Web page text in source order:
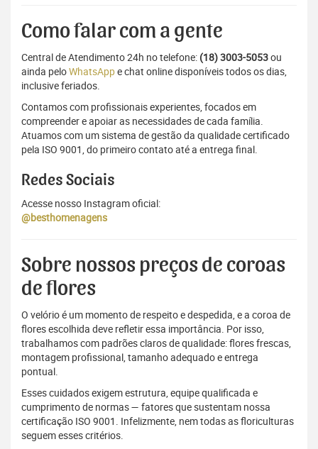
Como falar com a gente
Central de Atendimento 24h no telefone: (18) 3003-5053ou
ainda peloWhatsAppe chat online disponíveis todos os dias,
inclusive feriados.
Contamos com profissionais experientes, focados em
compreender e apoiar as necessidades de cada família.
Atuamos com um sistema de gestão da qualidade certificado
pela ISO 9001, do primeiro contato até a entrega final.
Redes Sociais
Acesse nosso Instagram oficial:
@besthomenagens
Sobre nossos preços de coroas
de flores
O velório é um momento de respeito e despedida, e a coroa de
flores escolhida deve refletir essa importância. Por isso,
trabalhamos com padrões claros de qualidade: flores frescas,
montagem profissional, tamanho adequado e entrega
pontual.
Esses cuidados exigem estrutura, equipe qualificada e
cumprimento de normas — fatores que sustentam nossa
certificação ISO 9001. Infelizmente, nem todas as floriculturas
seguem esses critérios.